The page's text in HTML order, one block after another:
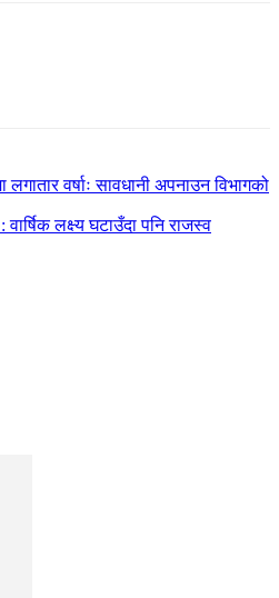
वर्षाः सावधानी अपनाउन विभागको
लक्ष्य घटाउँदा पनि राजस्व